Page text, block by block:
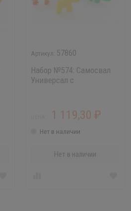
57860
Набор №574: Самосвал
Универсал с
1 119,30 ₽
Нет в наличии
Нет в наличии